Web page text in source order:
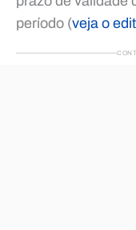
período (veja o